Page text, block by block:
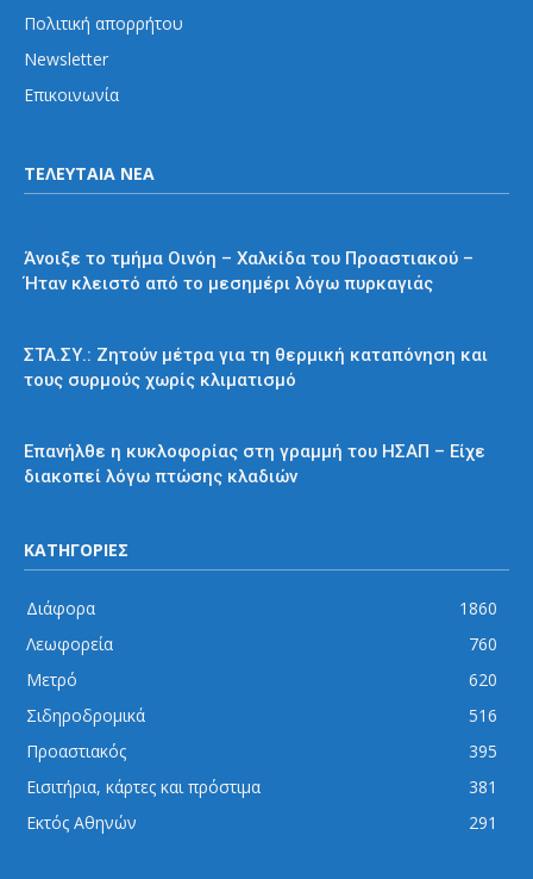
Πολιτική απορρήτου
Newsletter
Επικοινωνία
ΤΕΛΕΥΤΑΙΑ ΝΕΑ
Άνοιξε το τμήμα Οινόη – Χαλκίδα του Προαστιακού –
Ήταν κλειστό από το μεσημέρι λόγω πυρκαγιάς
ΣΤΑ.ΣΥ.: Ζητούν μέτρα για τη θερμική καταπόνηση και
τους συρμούς χωρίς κλιματισμό
Επανήλθε η κυκλοφορίας στη γραμμή του ΗΣΑΠ – Είχε
διακοπεί λόγω πτώσης κλαδιών
ΚΑΤΗΓΟΡΙΕΣ
Διάφορα
1860
Λεωφορεία
760
Μετρό
620
Σιδηροδρομικά
516
Προαστιακός
395
Εισιτήρια, κάρτες και πρόστιμα
381
Εκτός Αθηνών
291